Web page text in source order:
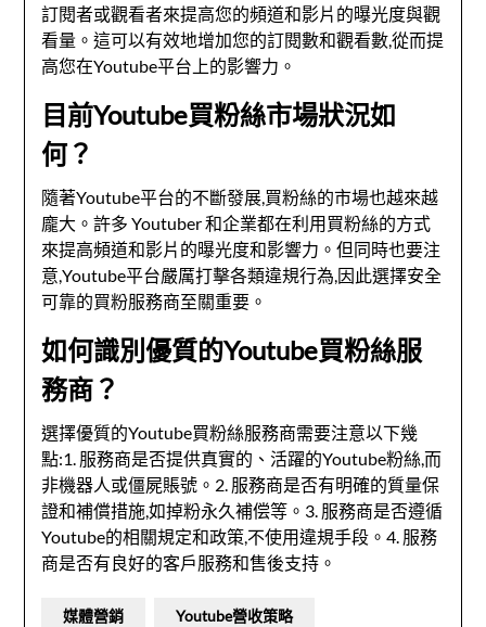
訂閱者或觀看者來提高您的頻道和影片的曝光度與觀
看量。這可以有效地增加您的訂閱數和觀看數,從而提
高您在Youtube平台上的影響力。
目前Youtube買粉絲市場狀況如
何？
隨著Youtube平台的不斷發展,買粉絲的市場也越來越
龐大。許多 Youtuber 和企業都在利用買粉絲的方式
來提高頻道和影片的曝光度和影響力。但同時也要注
意,Youtube平台嚴厲打擊各類違規行為,因此選擇安全
可靠的買粉服務商至關重要。
如何識別優質的Youtube買粉絲服
務商？
選擇優質的Youtube買粉絲服務商需要注意以下幾
點:1. 服務商是否提供真實的、活躍的Youtube粉絲,而
非機器人或僵屍賬號。2. 服務商是否有明確的質量保
證和補償措施,如掉粉永久補偿等。3. 服務商是否遵循
Youtube的相關規定和政策,不使用違規手段。4. 服務
商是否有良好的客戶服務和售後支持。
媒體營銷 Youtube營收策略